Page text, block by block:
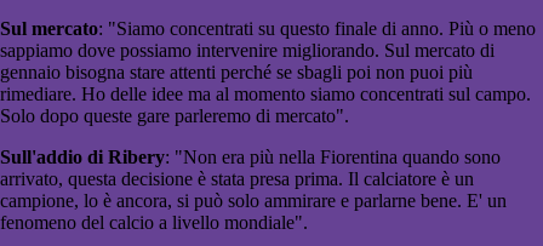
Sul mercato: "Siamo concentrati su questo finale di anno. Più o meno
sappiamo dove possiamo intervenire migliorando. Sul mercato di
gennaio bisogna stare attenti perché se sbagli poi non puoi più
rimediare. Ho delle idee ma al momento siamo concentrati sul campo.
Solo dopo queste gare parleremo di mercato".
Sull'addio di Ribery: "Non era più nella Fiorentina quando sono
arrivato, questa decisione è stata presa prima. Il calciatore è un
campione, lo è ancora, si può solo ammirare e parlarne bene. E' un
fenomeno del calcio a livello mondiale".